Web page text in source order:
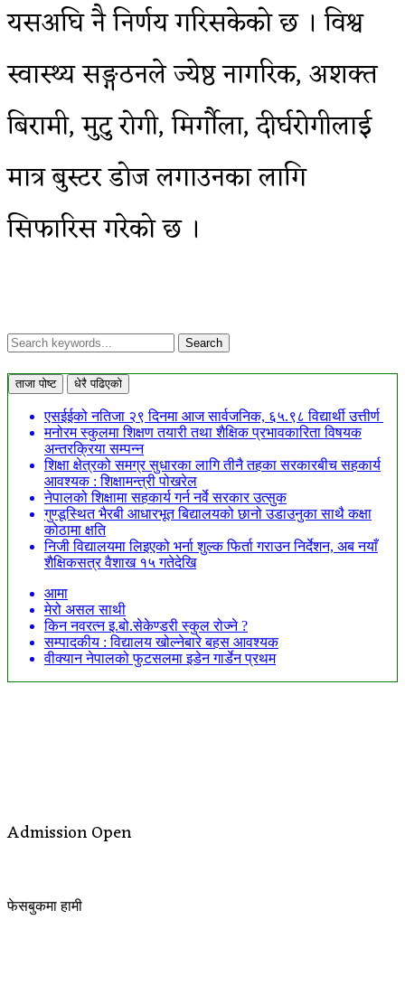
यसअघि नै निर्णय गरिसकेको छ । विश्व
स्वास्थ्य सङ्गठनले ज्येष्ठ नागरिक, अशक्त
बिरामी, मुटु रोगी, मिर्गौला, दीर्घरोगीलाई
मात्र बुस्टर डोज लगाउनका लागि
सिफारिस गरेको छ ।
ताजा पोष्ट धेरै पढिएको
एसईईको नतिजा २९ दिनमा आज सार्वजनिक, ६५.९८ विद्यार्थी उत्तीर्ण
मनोरम स्कुलमा शिक्षण तयारी तथा शैक्षिक प्रभावकारिता विषयक
अन्तरक्रिया सम्पन्न
शिक्षा क्षेत्रको समग्र सुधारका लागि तीनै तहका सरकारबीच सहकार्य
आवश्यक : शिक्षामन्त्री पोखरेल
नेपालको शिक्षामा सहकार्य गर्न नर्वे सरकार उत्सुक
गुण्डूस्थित भैरबी आधारभूत बिद्यालयको छानो उडाउनुका साथै कक्षा
कोठामा क्षति
निजी विद्यालयमा लिइएको भर्ना शुल्क फिर्ता गराउन निर्देशन, अब नयाँ
शैक्षिकसत्र वैशाख १५ गतेदेखि
आमा
मेरो असल साथी
किन नवरत्न इ.बो.सेकेण्डरी स्कुल रोज्ने ?
सम्पादकीय : विद्यालय खोल्नेबारे बहस आवश्यक
वीक्यान नेपालको फुटसलमा इडेन गार्डेन प्रथम
Admission Open
फेसबुकमा हामी